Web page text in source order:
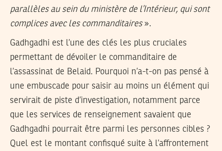
parallèles au sein du ministère de l’Intérieur, qui sont
complices avec les commanditaires ».
Gadhgadhi est l’une des clés les plus cruciales
permettant de dévoiler le commanditaire de
l’assassinat de Belaid. Pourquoi n’a-t-on pas pensé à
une embuscade pour saisir au moins un élément qui
servirait de piste d’investigation, notamment parce
que les services de renseignement savaient que
Gadhgadhi pourrait être parmi les personnes cibles ?
Quel est le montant confisqué suite à l’affrontement